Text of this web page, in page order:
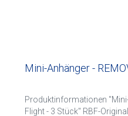
Mini-Anhänger -
Produktinformationen
Flight - 3 Stück" RBF-Originals steht für Markenqualität.